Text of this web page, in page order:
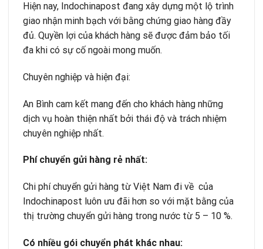
Hiện nay, Indochinapost đang xây dựng một lộ trình
giao nhận minh bạch với bằng chứng giao hàng đầy
đủ. Quyền lợi của khách hàng sẽ được đảm bảo tối
đa khi có sự cố ngoài mong muốn.
Chuyên nghiệp và hiện đại:
An Bình cam kết mang đến cho khách hàng những
dịch vụ hoàn thiện nhất bởi thái độ và trách nhiệm
chuyên nghiệp nhất.
Phí chuyển gửi hàng rẻ nhất:
Chi phí chuyển gửi hàng từ Việt Nam đi về của
Indochinapost luôn ưu đãi hơn so với mặt bằng của
thị trường chuyển gửi hàng trong nước từ 5 – 10 %.
Có nhiều gói chuyển phát khác nhau: